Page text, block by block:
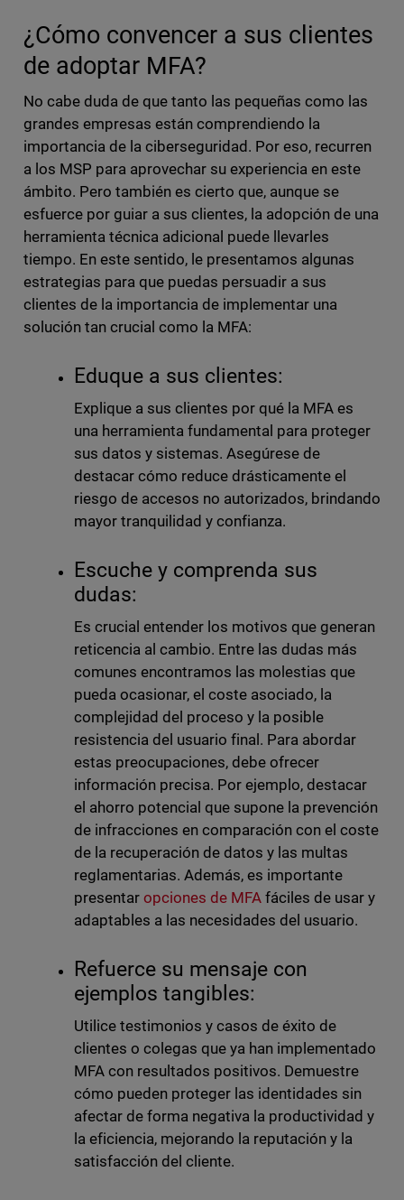
¿Cómo convencer a sus clientes
de adoptar MFA?
No cabe duda de que tanto las pequeñas como las
grandes empresas están comprendiendo la
importancia de la ciberseguridad. Por eso, recurren
a los MSP para aprovechar su experiencia en este
ámbito. Pero también es cierto que, aunque se
esfuerce por guiar a sus clientes, la adopción de una
herramienta técnica adicional puede llevarles
tiempo. En este sentido, le presentamos algunas
estrategias para que puedas persuadir a sus
clientes de la importancia de implementar una
solución tan crucial como la MFA:
Eduque a sus clientes:
Explique a sus clientes por qué la MFA es
una herramienta fundamental para proteger
sus datos y sistemas. Asegúrese de
destacar cómo reduce drásticamente el
riesgo de accesos no autorizados, brindando
mayor tranquilidad y confianza.
Escuche y comprenda sus
dudas:
Es crucial entender los motivos que generan
reticencia al cambio. Entre las dudas más
comunes encontramos las molestias que
pueda ocasionar, el coste asociado, la
complejidad del proceso y la posible
resistencia del usuario final. Para abordar
estas preocupaciones, debe ofrecer
información precisa. Por ejemplo, destacar
el ahorro potencial que supone la prevención
de infracciones en comparación con el coste
de la recuperación de datos y las multas
reglamentarias. Además, es importante
presentar opciones de MFAfáciles de usar y
adaptables a las necesidades del usuario.
Refuerce su mensaje con
ejemplos tangibles:
Utilice testimonios y casos de éxito de
clientes o colegas que ya han implementado
MFA con resultados positivos. Demuestre
cómo pueden proteger las identidades sin
afectar de forma negativa la productividad y
la eficiencia, mejorando la reputación y la
satisfacción del cliente.